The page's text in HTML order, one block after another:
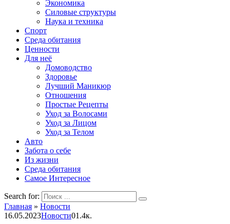
Экономика
Силовые структуры
Наука и техника
Спорт
Среда обитания
Ценности
Для неё
Домоводство
Здоровье
Лучший Маникюр
Отношения
Простые Рецепты
Уход за Волосами
Уход за Лицом
Уход за Телом
Авто
Забота о себе
Из жизни
Среда обитания
Самое Интересное
Search for:
Главная » Новости
16.05.2023Новости01.4к.